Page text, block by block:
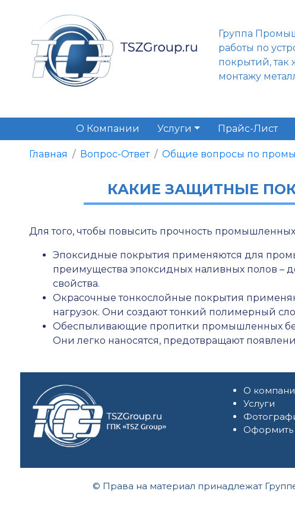
Группа
работы по
покрытий, так
монтажу
О Компании
Услуги Прайс-Лист
Главная Вопрос-Ответ Общие вопросы по
КАКИЕ ЗАЩИТНЫЕ
Для того, чтобы повысить прочность
Эпоксидные покрытия применяются для
преимущества эпоксидных наливных полов –
свойства.
Окрасочные тонкослойные покрытия
нагрузок. Они создают тонкий полимерный
Обеспыливающие пропитки промышленных
Они легко наносятся, предотвращают
О
Услуги
Оформить
© Права на материал принадлежат